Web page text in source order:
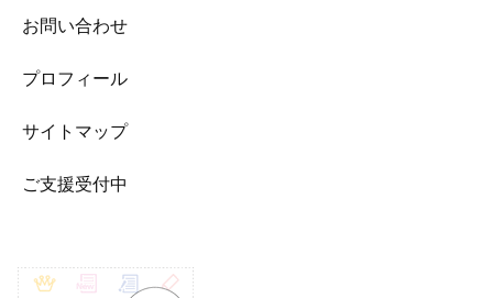
お問い合わせ
プロフィール
サイトマップ
ご支援受付中